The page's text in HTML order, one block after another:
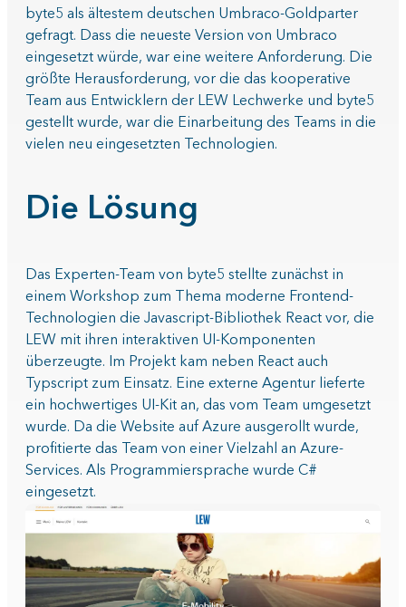
byte5 als ältestem deutschen Umbraco-Goldparter
gefragt. Dass die neueste Version von Umbraco
eingesetzt würde, war eine weitere Anforderung. Die
größte Herausforderung, vor die das kooperative
Team aus Entwicklern der LEW Lechwerke und byte5
gestellt wurde, war die Einarbeitung des Teams in die
vielen neu eingesetzten Technologien.
Die Lösung
Das Experten-Team von byte5 stellte zunächst in
einem Workshop zum Thema moderne Frontend-
Technologien die Javascript-Bibliothek React vor, die
LEW mit ihren interaktiven UI-Komponenten
überzeugte. Im Projekt kam neben React auch
Typscript zum Einsatz. Eine externe Agentur lieferte
ein hochwertiges UI-Kit an, das vom Team umgesetzt
wurde. Da die Website auf Azure ausgerollt wurde,
profitierte das Team von einer Vielzahl an Azure-
Services. Als Programmiersprache wurde C#
eingesetzt.